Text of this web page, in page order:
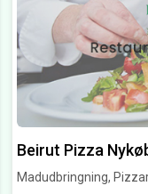
Beirut Pizza
Madudbringning,